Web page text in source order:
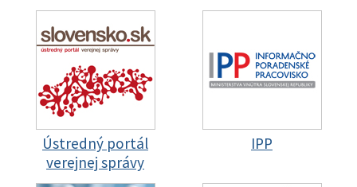
Ústredný portál
verejnej správy
IPP